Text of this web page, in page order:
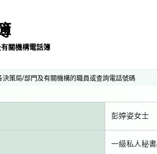
關機構電話簿
策局/部門及有關機構的職員或查詢電話號碼
彭婷姿女士
一級私人秘